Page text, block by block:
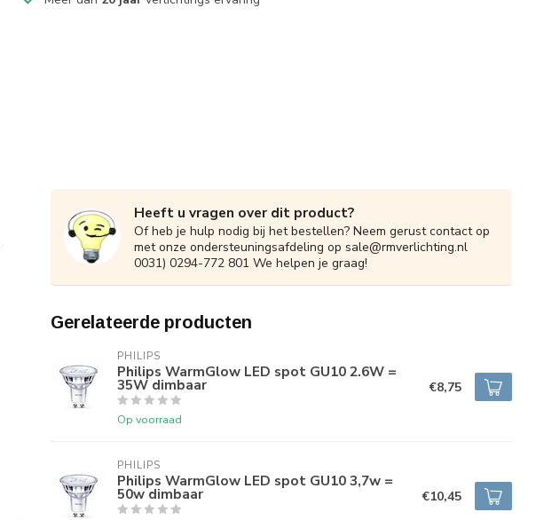
Heeft u vragen over dit product?
Of heb je hulp nodig bij het bestellen? Neem gerust contact op
met onze ondersteuningsafdeling op sale@rmverlichting.nl
0031) 0294-772 801 We helpen je graag!
Gerelateerde producten
PHILIPS
Philips WarmGlow LED spot GU10 2.6W =
35W dimbaar
Op voorraad
€8,75
PHILIPS
Philips WarmGlow LED spot GU10 3,7w =
50w dimbaar €10,45